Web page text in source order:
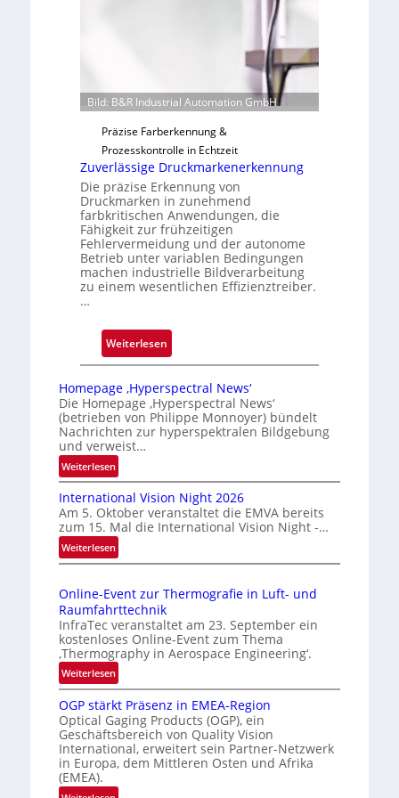
n
g
a
u
s
Bild: B&R Industrial Automation GmbH
Präzise Farberkennung &
Prozesskontrolle in Echtzeit
Zuverlässige Druckmarkenerkennung
Die präzise Erkennung von
Druckmarken in zunehmend
farbkritischen Anwendungen, die
Fähigkeit zur frühzeitigen
Fehlervermeidung und der autonome
Betrieb unter variablen Bedingungen
machen industrielle Bildverarbeitung
zu einem wesentlichen Effizienztreiber.
…
Weiterlesen
Z
v
e
r
s
s
i
e
D
u
c
k
r
k
e
n
Homepage ‚Hyperspectral News‘
Die Homepage ‚Hyperspectral News‘
(betrieben von Philippe Monnoyer) bündelt
Nachrichten zur hyperspektralen Bildgebung
und verweist…
Weiterlesen:
H
o
m
e
p
a
e
‚
H
y
p
e
r
s
p
e
c
t
International Vision Night 2026
Am 5. Oktober veranstaltet die EMVA bereits
zum 15. Mal die International Vision Night -…
Weiterlesen:
I
t
e
r
n
a
t
o
n
a
l
V
Online-Event zur Thermografie in Luft- und
Raumfahrttechnik
InfraTec veranstaltet am 23. September ein
kostenloses Online-Event zum Thema
‚Thermography in Aerospace Engineering‘.
Weiterlesen:
O
n
l
i
n
-
OGP stärkt Präsenz in EMEA-Region
Optical Gaging Products (OGP), ein
Geschäftsbereich von Quality Vision
International, erweitert sein Partner-Netzwerk
in Europa, dem Mittleren Osten und Afrika
(EMEA).